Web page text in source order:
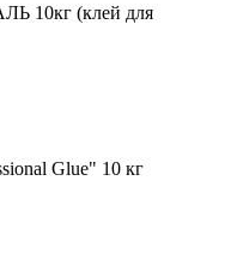
10кг (клей для
Glue" 10 кг